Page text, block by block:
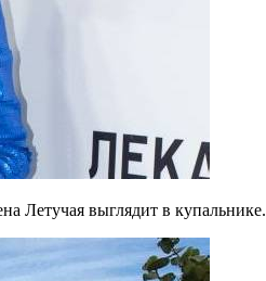
Летучая выглядит в купальнике.